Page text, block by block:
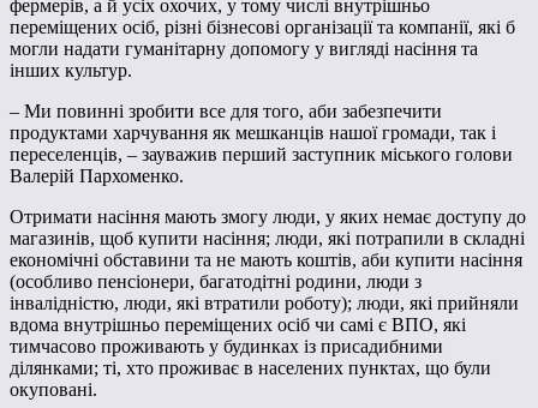
фермерів, а й усіх охочих, у тому числі внутрішньо
переміщених осіб, різні бізнесові організації та компанії, які б
могли надати гуманітарну допомогу у вигляді насіння та
інших культур.
– Ми повинні зробити все для того, аби забезпечити
продуктами харчування як мешканців нашої громади, так і
переселенців, – зауважив перший заступник міського голови
Валерій Пархоменко.
Отримати насіння мають змогу люди, у яких немає доступу до
магазинів, щоб купити насіння; люди, які потрапили в складні
економічні обставини та не мають коштів, аби купити насіння
(особливо пенсіонери, багатодітні родини, люди з
інвалідністю, люди, які втратили роботу); люди, які прийняли
вдома внутрішньо переміщених осіб чи самі є ВПО, які
тимчасово проживають у будинках із присадибними
ділянками; ті, хто проживає в населених пунктах, що були
окуповані.